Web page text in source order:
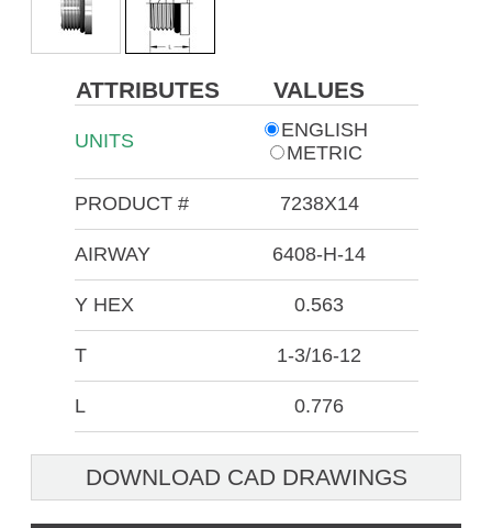
ATTRIBUTES VALUES
UNITS
ENGLISH
METRIC
PRODUCT # 7238X14
AIRWAY 6408-H-14
Y HEX 0.563
T 1-3/16-12
L 0.776
DOWNLOAD CAD DRAWINGS